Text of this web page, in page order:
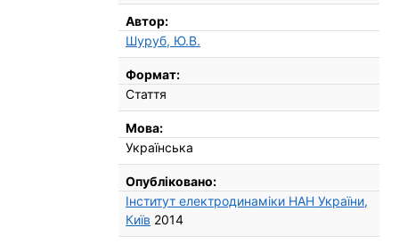
Автор:
Шуруб, Ю.В.
Формат:
Стаття
Мова:
Українська
Опубліковано:
Інститут електродинаміки НАН України,
Київ 2014